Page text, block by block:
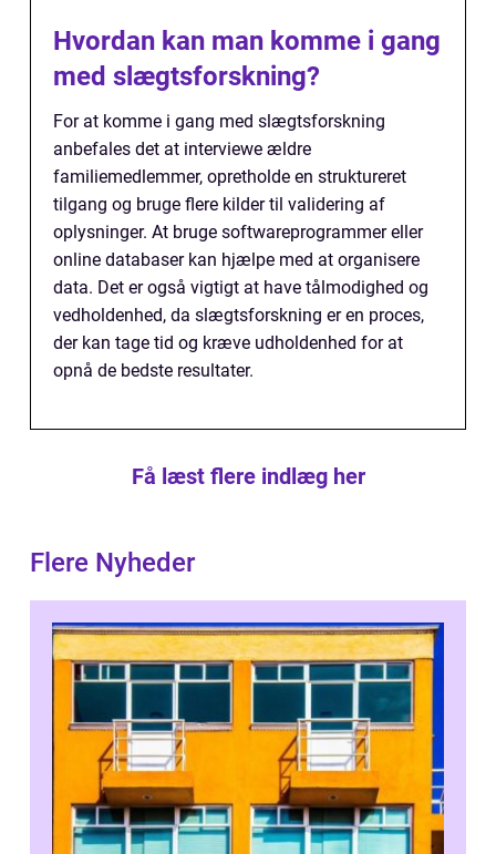
Hvordan kan man komme i gang
med slægtsforskning?
For at komme i gang med slægtsforskning
anbefales det at interviewe ældre
familiemedlemmer, opretholde en struktureret
tilgang og bruge flere kilder til validering af
oplysninger. At bruge softwareprogrammer eller
online databaser kan hjælpe med at organisere
data. Det er også vigtigt at have tålmodighed og
vedholdenhed, da slægtsforskning er en proces,
der kan tage tid og kræve udholdenhed for at
opnå de bedste resultater.
Få læst flere indlæg her
Flere Nyheder